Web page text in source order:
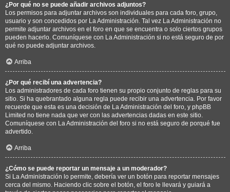
¿Por qué no se puede añadir archivos adjuntos?
Los permisos para adjuntar archivos son individuales para cada foro, grupo,
usuario y son concedidos por La Administración. Tal vez La Administración no
permite adjuntar archivos en el foro en que se encuentra o solo ciertos grupos
pueden hacerlo. Comuníquese con La Administración si no está seguro de por
qué no puede adjuntar archivos.
Arriba
¿Por qué recibí una advertencia?
Los administradores de cada foro tienen su propio conjunto de reglas para su
sitio. Si ha quebrantado alguna regla puede recibir una advertencia. Por favor
recuerde que esta es una decisión de La Administración del foro, y phpBB
Limited no tiene nada que ver con las advertencias dadas en este sitio.
Comuníquese con La Administración del foro si no está seguro de porqué fue
advertido.
Arriba
¿Cómo se puede reportar un mensaje a un moderador?
Si La Administración lo permite, debería ver un botón para reportar mensajes
cerca del mismo. Haciendo clic sobre el botón, el foro le llevará y guiará a